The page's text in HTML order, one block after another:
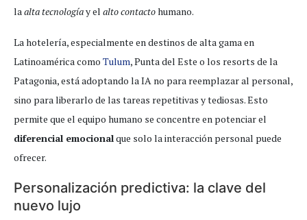
la alta tecnologíay el alto contactohumano.
La hotelería, especialmente en destinos de alta gama en
Latinoamérica como Tulum, Punta del Este o los resorts de la
Patagonia, está adoptando la IA no para reemplazar al personal,
sino para liberarlo de las tareas repetitivas y tediosas. Esto
permite que el equipo humano se concentre en potenciar el
diferencial emocionalque solo la interacción personal puede
ofrecer.
Personalización predictiva: la clave del
nuevo lujo